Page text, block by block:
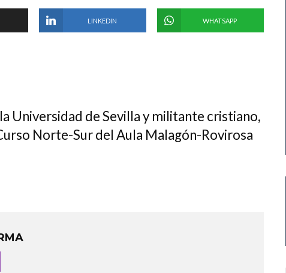
LINKEDIN WHATSAPP
Universidad de Sevilla y militante cristiano,
Norte-Sur del Aula Malagón-Rovirosa